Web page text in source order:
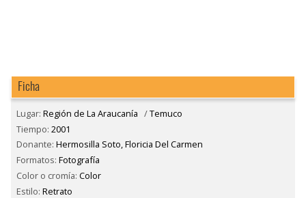
Ficha
Lugar: Región de La Araucanía /Temuco
Tiempo: 2001
Donante: Hermosilla Soto, Floricia Del Carmen
Formatos: Fotografía
Color o cromía: Color
Estilo: Retrato